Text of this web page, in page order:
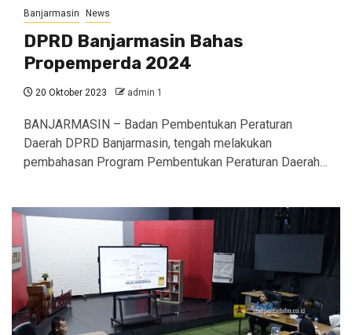
Banjarmasin News
DPRD Banjarmasin Bahas
Propemperda 2024
20 Oktober 2023 admin 1
BANJARMASIN – Badan Pembentukan Peraturan
Daerah DPRD Banjarmasin, tengah melakukan
pembahasan Program Pembentukan Peraturan Daerah…